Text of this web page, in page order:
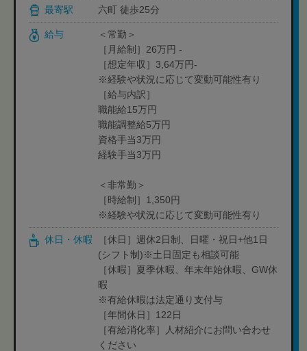
最寄駅 六町 徒歩25分
給与
＜常勤＞
［月給制］26万円 -
［想定年収］3,64万円-
※経験や状況に応じて変動可能性有り
［給与内訳］
職能給15万円
職能調整給5万円
資格手当3万円
経験手当3万円
＜非常勤＞
［時給制］1,350円
※経験や状況に応じて変動可能性有り
休日・休暇
［休日］週休2日制、日曜・祝日+他1日
(シフト制)※土日固定も相談可能
［休暇］夏季休暇、年末年始休暇、GW休
暇
※有給休暇は法定通り支付与
［年間休日］122日
［有給消化率］人材紹介にお問い合わせ
ください